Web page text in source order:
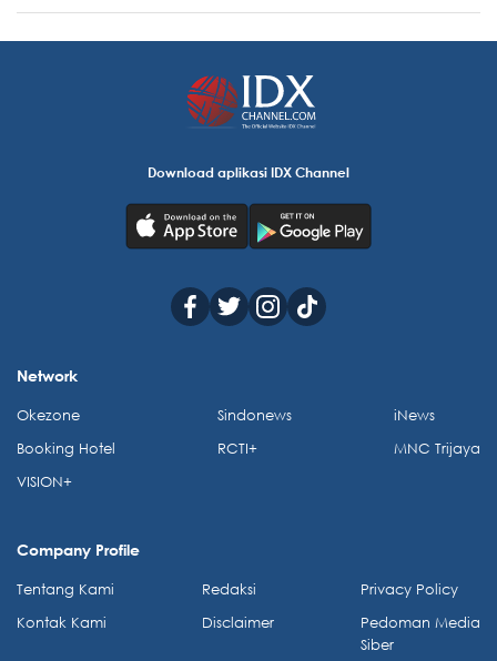
Download aplikasi IDX Channel
Network
Okezone
Booking Hotel
VISION+
Sindonews
RCTI+
iNews
MNC Trijaya
Company Profile
Tentang Kami
Kontak Kami
Redaksi
Disclaimer
Privacy Policy
Pedoman Media
Siber